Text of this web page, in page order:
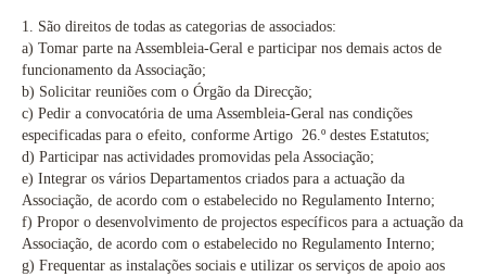
1. São direitos de todas as categorias de associados:
a) Tomar parte na Assembleia-Geral e participar nos demais actos de
funcionamento da Associação;
b) Solicitar reuniões com o Órgão da Direcção;
c) Pedir a convocatória de uma Assembleia-Geral nas condições
especificadas para o efeito, conforme Artigo 26.º destes Estatutos;
d) Participar nas actividades promovidas pela Associação;
e) Integrar os vários Departamentos criados para a actuação da
Associação, de acordo com o estabelecido no Regulamento Interno;
f) Propor o desenvolvimento de projectos específicos para a actuação da
Associação, de acordo com o estabelecido no Regulamento Interno;
g) Frequentar as instalações sociais e utilizar os serviços de apoio aos